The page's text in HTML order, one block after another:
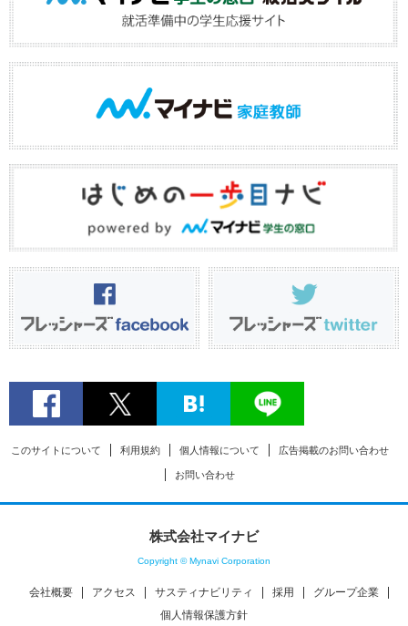
このサイトについて 利用規約 個人情報について 広告掲載のお問い合わせ
お問い合わせ
株式会社マイナビ
Copyright © Mynavi Corporation
会社概要 アクセス サスティナビリティ 採用
グループ企業
個人情報保護方針